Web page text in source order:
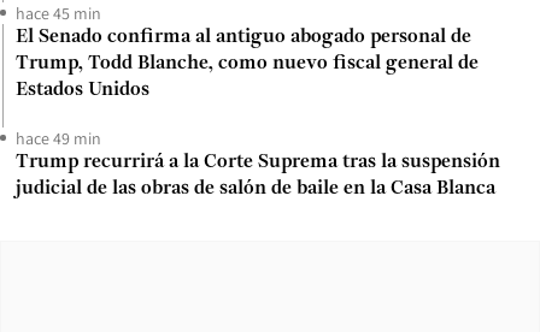
hace 45 min
El Senado confirma al antiguo abogado personal de
Trump, Todd Blanche, como nuevo fiscal general de
Estados Unidos
hace 49 min
Trump recurrirá a la Corte Suprema tras la suspensión
judicial de las obras de salón de baile en la Casa Blanca